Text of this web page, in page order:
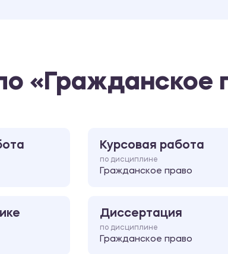
«Гражданское
Курсовая работа
по дисциплине
Гражданское право
Диссертация
по дисциплине
Гражданское право